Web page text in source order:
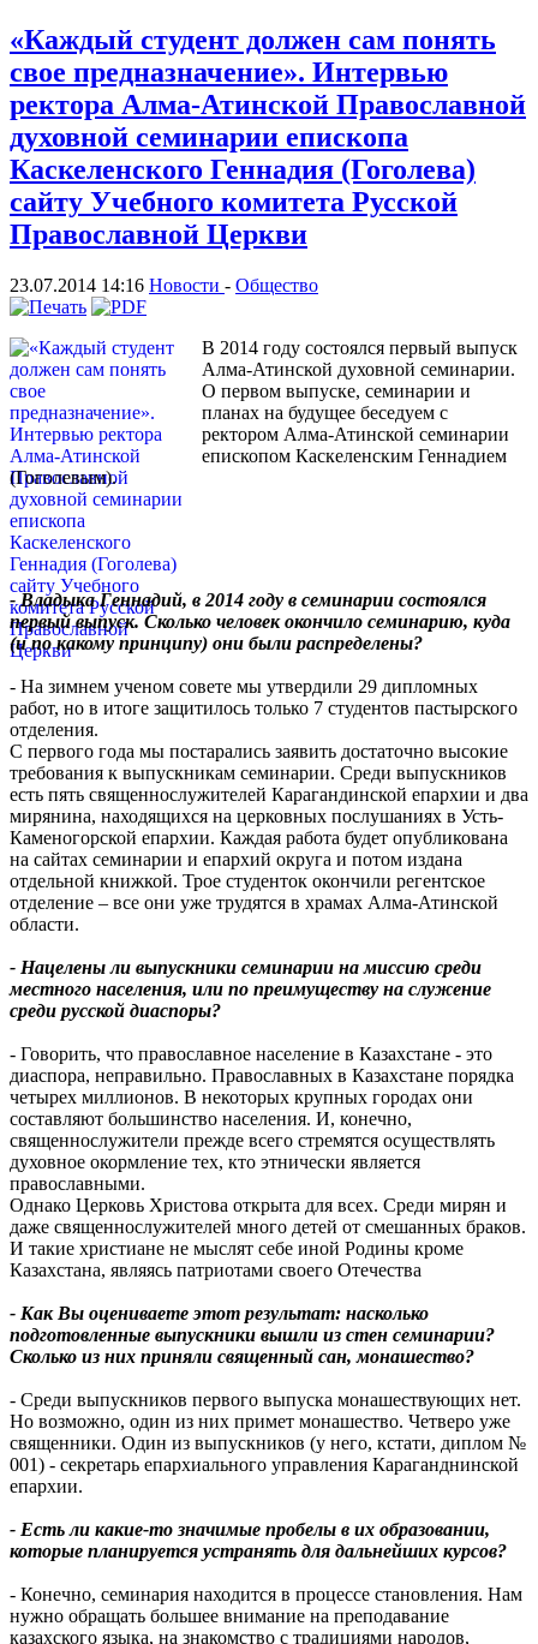
«Каждый студент должен сам понять
свое предназначение». Интервью
ректора Алма-Атинской Православной
духовной семинарии епископа
Каскеленского Геннадия (Гоголева)
сайту Учебного комитета Русской
Православной Церкви
23.07.2014 14:16 Новости - Общество
В 2014 году состоялся первый выпуск
Алма-Атинской духовной семинарии.
О первом выпуске, семинарии и
планах на будущее беседуем с
ректором Алма-Атинской семинарии
епископом Каскеленским Геннадием
(Гоголевым).
- Владыка Геннадий, в 2014 году в семинарии состоялся
первый выпуск. Сколько человек окончило семинарию, куда
(и по какому принципу) они были распределены?
- На зимнем ученом совете мы утвердили 29 дипломных
работ, но в итоге защитилось только 7 студентов пастырского
отделения.
С первого года мы постарались заявить достаточно высокие
требования к выпускникам семинарии. Среди выпускников
есть пять священнослужителей Карагандинской епархии и два
мирянина, находящихся на церковных послушаниях в Усть-
Каменогорской епархии. Каждая работа будет опубликована
на сайтах семинарии и епархий округа и потом издана
отдельной книжкой. Трое студенток окончили регентское
отделение – все они уже трудятся в храмах Алма-Атинской
области.
- Нацелены ли выпускники семинарии на миссию среди
местного населения, или по преимуществу на служение
среди русской диаспоры?
- Говорить, что православное население в Казахстане - это
диаспора, неправильно. Православных в Казахстане порядка
четырех миллионов. В некоторых крупных городах они
составляют большинство населения. И, конечно,
священнослужители прежде всего стремятся осуществлять
духовное окормление тех, кто этнически является
православными.
Однако Церковь Христова открыта для всех. Среди мирян и
даже священнослужителей много детей от смешанных браков.
И такие христиане не мыслят себе иной Родины кроме
Казахстана, являясь патриотами своего Отечества
- Как Вы оцениваете этот результат: насколько
подготовленные выпускники вышли из стен семинарии?
Сколько из них приняли священный сан, монашество?
- Среди выпускников первого выпуска монашествующих нет.
Но возможно, один из них примет монашество. Четверо уже
священники. Один из выпускников (у него, кстати, диплом №
001) - секретарь епархиального управления Караганднинской
епархии.
- Есть ли какие-то значимые пробелы в их образовании,
которые планируется устранять для дальнейших курсов?
- Конечно, семинария находится в процессе становления. Нам
нужно обращать большее внимание на преподавание
казахского языка, на знакомство с традициями народов,